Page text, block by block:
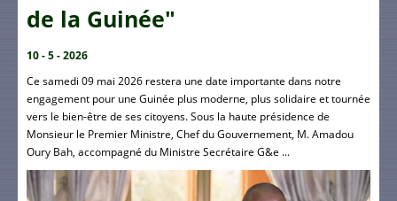
de la Guinée"
10 - 5 - 2026
Ce samedi 09 mai 2026 restera une date importante dans notre
engagement pour une Guinée plus moderne, plus solidaire et tournée
vers le bien-être de ses citoyens. Sous la haute présidence de
Monsieur le Premier Ministre, Chef du Gouvernement, M. Amadou
Oury Bah, accompagné du Ministre Secrétaire G&e ...